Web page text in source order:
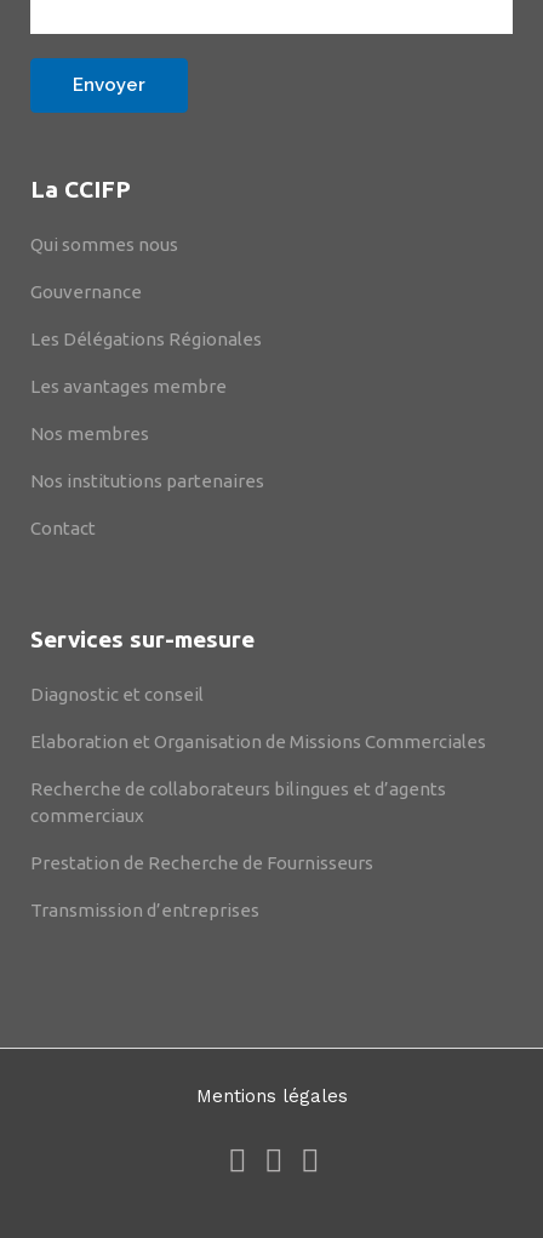
La CCIFP
Qui sommes nous
Gouvernance
Les Délégations Régionales
Les avantages membre
Nos membres
Nos institutions partenaires
Contact
Services sur-mesure
Diagnostic et conseil
Elaboration et Organisation de Missions Commerciales
Recherche de collaborateurs bilingues et d’agents
commerciaux
Prestation de Recherche de Fournisseurs
Transmission d’entreprises
Mentions légales